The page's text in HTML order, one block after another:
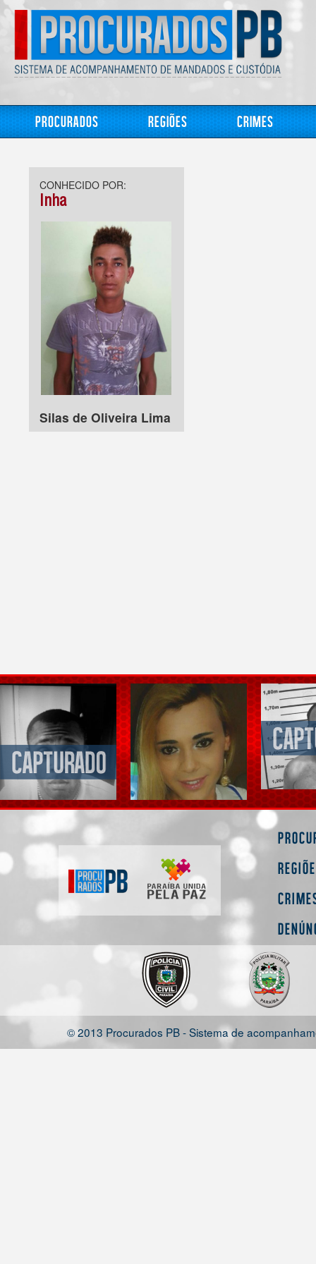
Procurados Regiões Crimes
CONHECIDO POR:
Inha
Silas de Oliveira Lima
© 2013 Procurados PB - Sistema de